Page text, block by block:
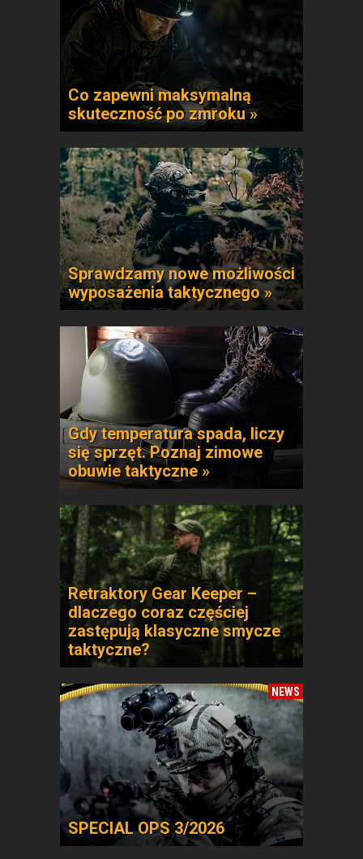
Co zapewni maksymalną
skuteczność po zmroku »
Sprawdzamy nowe możliwości
wyposażenia taktycznego »
Gdy temperatura spada, liczy
się sprzęt. Poznaj zimowe
obuwie taktyczne »
Retraktory Gear Keeper –
dlaczego coraz częściej
zastępują klasyczne smycze
taktyczne?
NEWS
SPECIAL OPS 3/2026